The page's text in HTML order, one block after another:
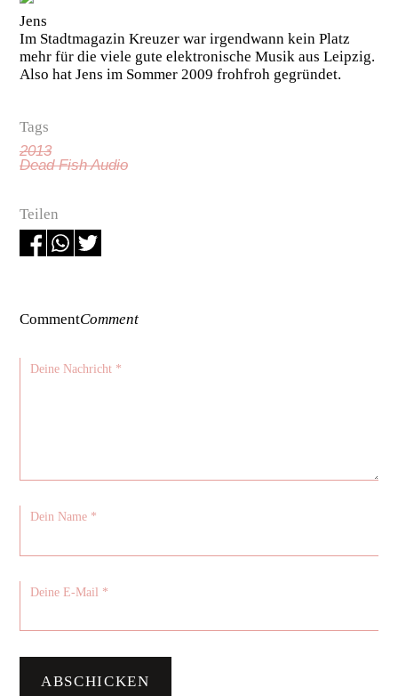
Jens
Im Stadtmagazin Kreuzer war irgendwann kein Platz
mehr für die viele gute elektronische Musik aus Leipzig.
Also hat Jens im Sommer 2009 frohfroh gegründet.
Tags
2013
Dead Fish Audio
Teilen
CommentComment